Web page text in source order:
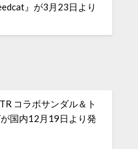
』が3月23日より
コラボサンダル＆ト
国内12月19日より発